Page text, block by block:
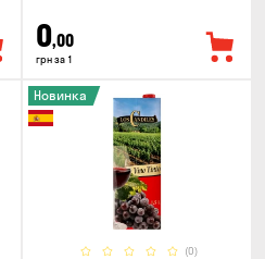
0,00
грн за 1
(0)
Новинка